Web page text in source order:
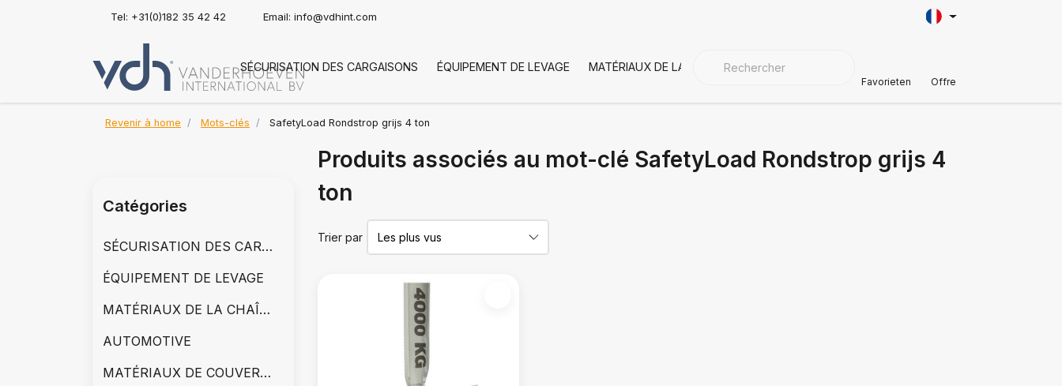
Tel: +31(0)182 35 42 42 Email: info@vdhint.com
SÉCURISATION DES CARGAISONS ÉQUIPEMENT DE LEVAGE MATÉRIAUX DE LA CHAÎNE AUTOMOTIVE
Favorieten Offre
Revenir à home Mots-clés SafetyLoad Rondstrop grijs 4 ton
Produits associés au mot-clé SafetyLoad Rondstrop grijs 4
ton
Trier par
Catégories
SÉCURISATION DES CARGAISONS
ÉQUIPEMENT DE LEVAGE
MATÉRIAUX DE LA CHAÎNE
AUTOMOTIVE
MATÉRIAUX DE COUVERTURE